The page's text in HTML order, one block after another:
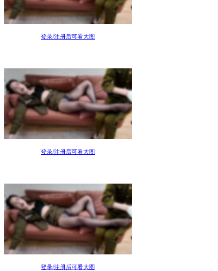
登录/注册后可看大图
登录/注册后可看大图
登录/注册后可看大图